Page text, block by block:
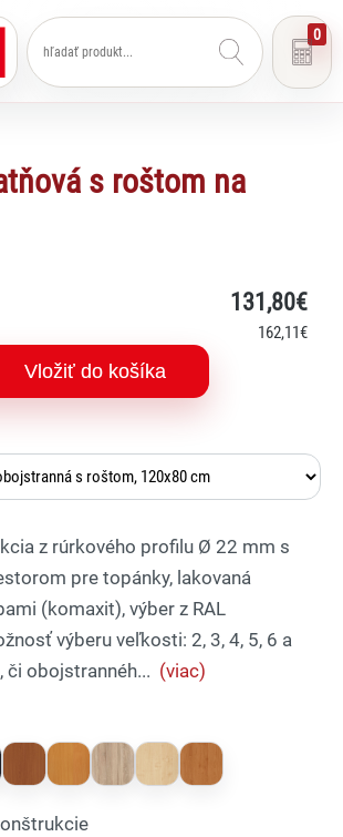
0
s roštom na
131 ,80€
162,11€
Vložiť do košíka
z rúrkového profilu Ø 22 mm s
pre topánky, lakovaná
(komaxit), výber z RAL
výberu veľkosti: 2, 3, 4, 5, 6 a
či obojstrannéh... (viac)